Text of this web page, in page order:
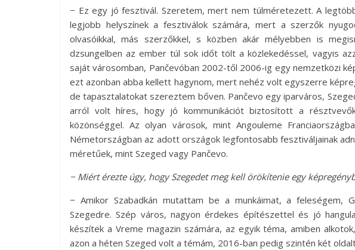
− Ez egy jó fesztivál. Szeretem, mert nem túlméretezett. A
legjobb helyszínek a fesztiválok számára, mert a szerzők
olvasóikkal, más szerzőkkel, s közben akár mélyebben is
dzsungelben az ember túl sok időt tölt a közlekedéssel, vagyis
saját városomban, Pančevóban 2002-től 2006-ig egy nemzetközi
ezt azonban abba kellett hagynom, mert nehéz volt egyszerre
de tapasztalatokat szereztem bőven. Pančevo egy iparváros,
arról volt híres, hogy jó kommunikációt biztosított a
közönséggel. Az olyan városok, mint Angouleme
Németországban az adott országok legfontosabb fesztiváljainak
méretűek, mint Szeged vagy Pančevo.
− Miért érezte úgy, hogy Szegedet meg kell örökítenie egy
− Amikor Szabadkán mutattam be a munkáimat, a feleségem,
Szegedre. Szép város, nagyon érdekes építészettel és jó
készítek a Vreme magazin számára, az egyik téma, amiben
azon a héten Szeged volt a témám, 2016-ban pedig szintén két